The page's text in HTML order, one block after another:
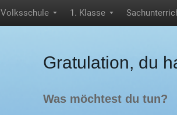
Volksschule ▼ 1. Klasse ▼
Gratulation, du
Was möchtest du tun?